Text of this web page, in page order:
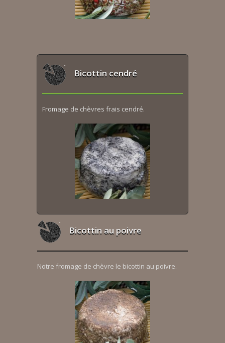
Bicottin cendré
Fromage de chèvres frais cendré.
Bicottin au poivre
Notre fromage de chèvre le bicottin au poivre.